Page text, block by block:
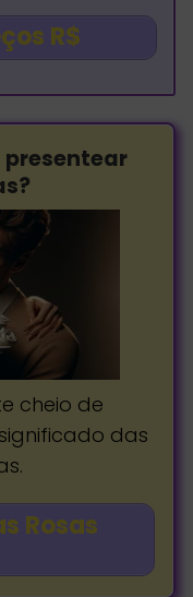
R$
presentear
cheio de
das
Rosas